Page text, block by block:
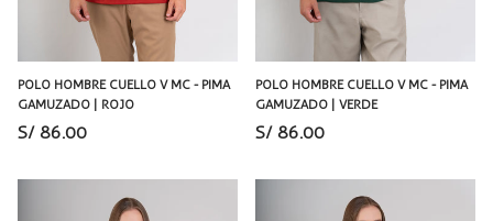
POLO HOMBRE CUELLO V MC - PIMA
GAMUZADO | ROJO
S/ 86.00
POLO HOMBRE CUELLO V MC - PIMA
GAMUZADO | VERDE
S/ 86.00